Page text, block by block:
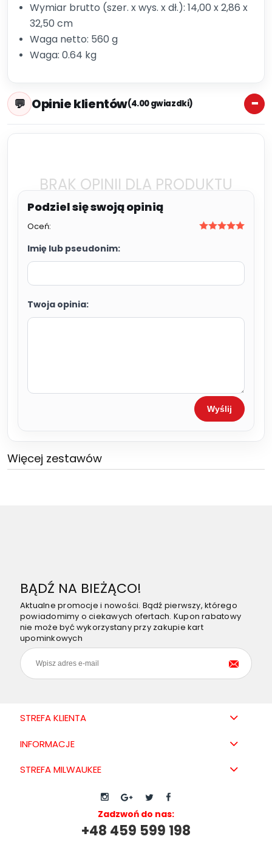
Wymiar brutto (szer. x wys. x dł.): 14,00 x 2,86 x
32,50 cm
Waga netto: 560 g
Waga: 0.64 kg
Opinie klientów(4.00 gwiazdki)
BRAK OPINII DLA PRODUKTU
Oceń:
Imię lub pseudonim:
Twoja opinia:
Wyślij
Więcej zestawów
BĄDŹ NA BIEŻĄCO!
Aktualne promocje i nowości. Bądź pierwszy, którego
powiadomimy o ciekawych ofertach. Kupon rabatowy
nie może być wykorzystany przy zakupie kart
upominkowych
STREFA KLIENTA
INFORMACJE
STREFA MILWAUKEE
Zadzwoń do nas:
+48 459 599 198